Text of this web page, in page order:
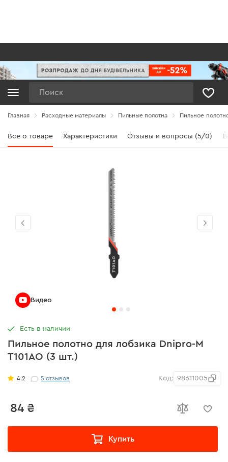
Главная Расходные материалы Пильные полотна Пильное
Все о товаре Характеристики Отзывы и вопросы (5/0)
Пильное полотно для лобзика Dnipro-M
T101AO (3 шт.)
4.2 5отзывов Код: 98611005
84 ₴
Купить
Есть в наличии
Видео